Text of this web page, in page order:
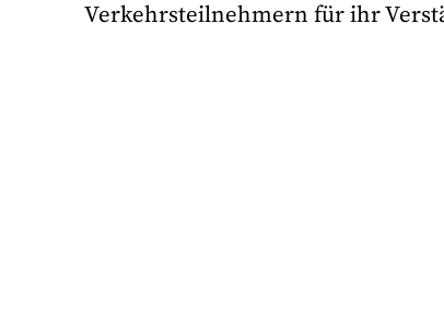
Verkehrsteilnehmern für ihr